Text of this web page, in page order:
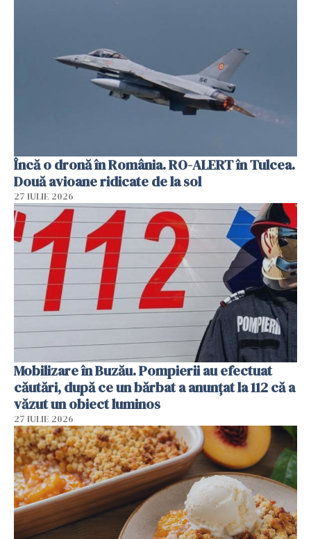
Încă o dronă în România. RO-ALERT în Tulcea.
Două avioane ridicate de la sol
27 IULIE 2026
Mobilizare în Buzău. Pompierii au efectuat
căutări, după ce un bărbat a anunțat la 112 că a
văzut un obiect luminos
27 IULIE 2026